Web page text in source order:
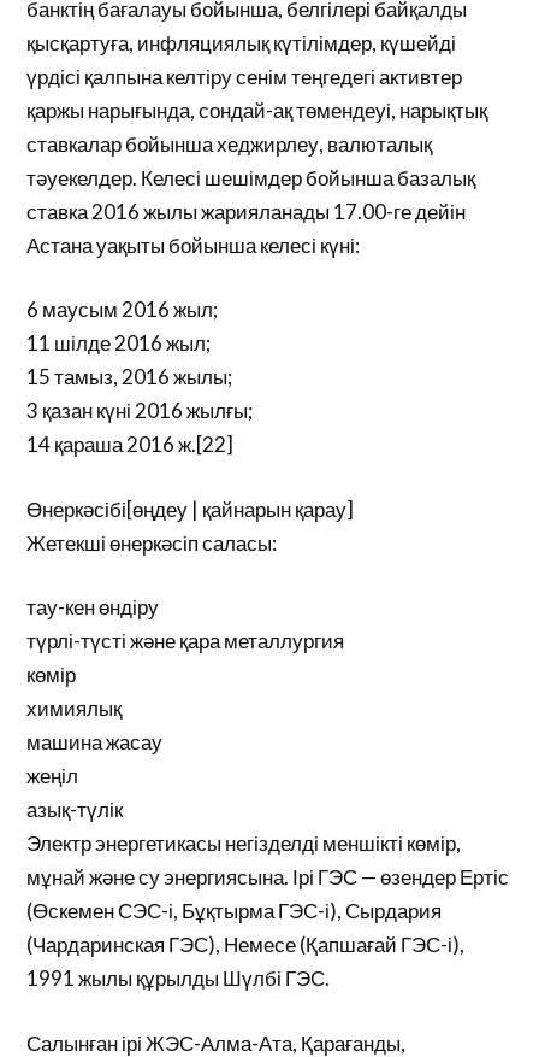
банктің бағалауы бойынша, белгілері байқалды
қысқартуға, инфляциялық күтілімдер, күшейді
үрдісі қалпына келтіру сенім теңгедегі активтер
қаржы нарығында, сондай-ақ төмендеуі, нарықтық
ставкалар бойынша хеджирлеу, валюталық
тәуекелдер. Келесі шешімдер бойынша базалық
ставка 2016 жылы жарияланады 17.00-ге дейін
Астана уақыты бойынша келесі күні:
6 маусым 2016 жыл;
11 шілде 2016 жыл;
15 тамыз, 2016 жылы;
3 қазан күні 2016 жылғы;
14 қараша 2016 ж.[22]
Өнеркәсібі[өңдеу | қайнарын қарау]
Жетекші өнеркәсіп саласы:
тау-кен өндіру
түрлі-түсті және қара металлургия
көмір
химиялық
машина жасау
жеңіл
азық-түлік
Электр энергетикасы негізделді меншікті көмір,
мұнай және су энергиясына. Ірі ГЭС — өзендер Ертіс
(Өскемен СЭС-і, Бұқтырма ГЭС-і), Сырдария
(Чардаринская ГЭС), Немесе (Қапшағай ГЭС-і),
1991 жылы құрылды Шүлбі ГЭС.
Салынған ірі ЖЭС-Алма-Ата, Қарағанды,